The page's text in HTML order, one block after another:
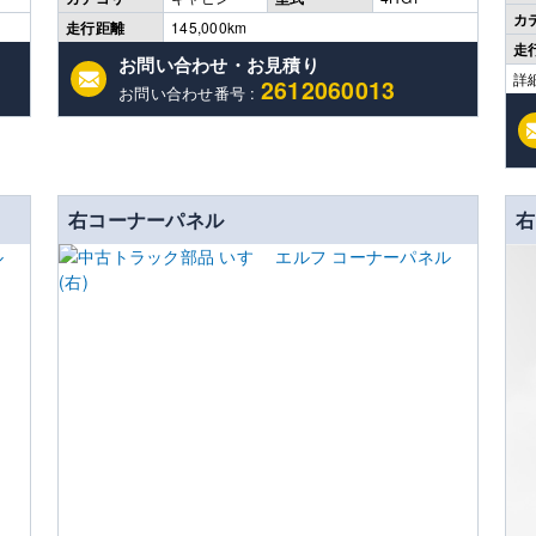
走行距離 145,000km
お問い合わせ・お見積り
お問い合わせ番号 : 2612060013
カ
走
詳
右コーナーパネル